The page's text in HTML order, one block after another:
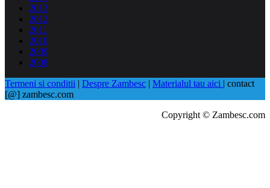
2013
2012
2011
2010
2009
2008
Termeni si conditii | Despre Zambesc | Materialul tau aici | contact
[@] zambesc.com
Copyright © Zambesc.com